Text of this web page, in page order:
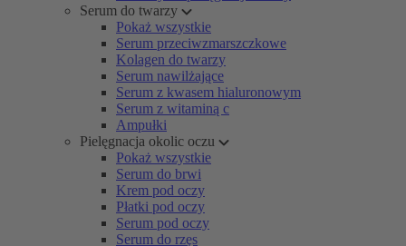
Serum do twarzy
Pokaż wszystkie
Serum przeciwzmarszczkowe
Kolagen do twarzy
Serum nawilżające
Serum z kwasem hialuronowym
Serum z witaminą c
Ampułki
Pielęgnacja okolic oczu
Pokaż wszystkie
Serum do brwi
Krem pod oczy
Płatki pod oczy
Serum pod oczy
Serum do rzęs